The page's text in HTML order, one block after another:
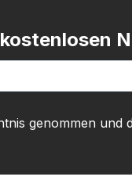
genommen und